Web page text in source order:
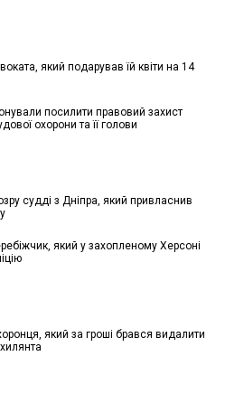
який подарував їй квіти на 14
посилити правовий захист
охорони та її голови
судді з Дніпра, який привласнив
який у захопленому Херсоні
який за гроші брався видалити